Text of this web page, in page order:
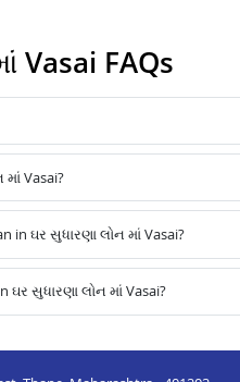
Vasai FAQs
Vasai?
ઘર સુધારણા લોન માં Vasai?
સુધારણા લોન માં Vasai?